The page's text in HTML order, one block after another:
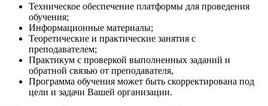
Техническое обеспечение платформы для проведения
обучения;
Информационные материалы;
Теоретические и практические занятия с
преподавателем;
Практикум с проверкой выполненных заданий и
обратной связью от преподавателя,
Программа обучения может быть скорректирована под
цели и задачи Вашей организации.